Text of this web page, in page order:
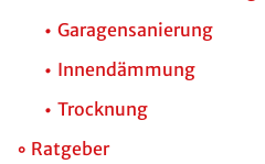
Garagensanierung
Innendämmung
Trocknung
Ratgeber